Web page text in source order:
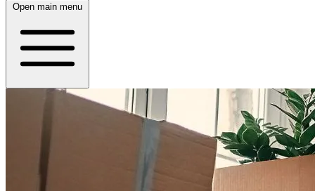
Open main menu